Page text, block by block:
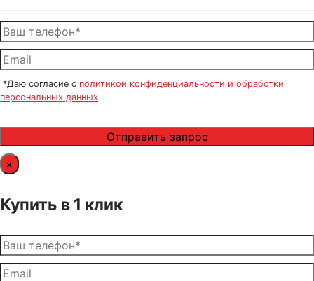
*Даю согласие с политикой конфиденциальности и обработки
персональных данных
×
Купить в 1 клик